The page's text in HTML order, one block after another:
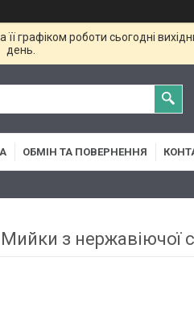
графіком роботи сьогодні
день.
ОБМІН ТА ПОВЕРНЕННЯ
Мийки з нержавіючої